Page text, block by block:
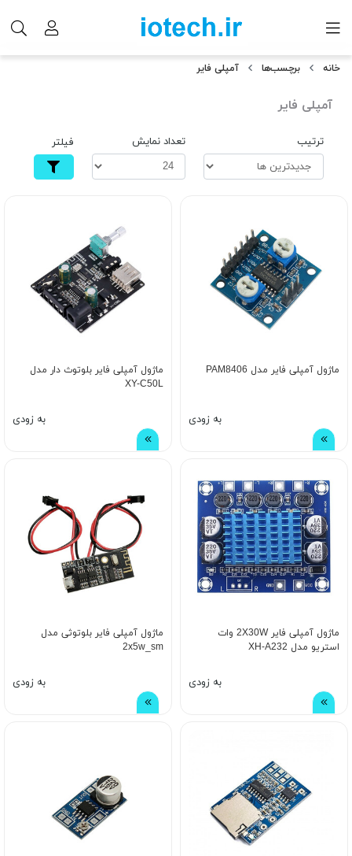
خانه برچسب‌ها آمپلی فایر
آمپلی فایر
ترتیب تعداد نمایش فیلتر
ماژول آمپلی فایر مدل PAM8406
به زودی
ماژول آمپلی فایر بلوتوث دار مدل
XY-C50L
به زودی
ماژول آمپلی فایر 2X30W وات
استریو مدل XH-A232
به زودی
ماژول آمپلی فایر بلوتوثی مدل
2x5w_sm
به زودی